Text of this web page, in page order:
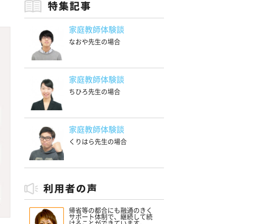
家庭教師体験談
なおや先生の場合
家庭教師体験談
ちひろ先生の場合
家庭教師体験談
くりはら先生の場合
帰省等の都合にも融通のきく
サポート体制で、継続して続